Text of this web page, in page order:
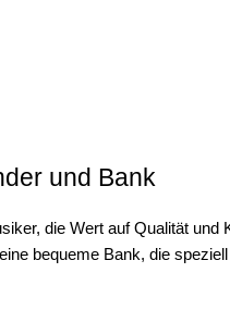
und Bank
die Wert auf Qualität und
bequeme Bank, die